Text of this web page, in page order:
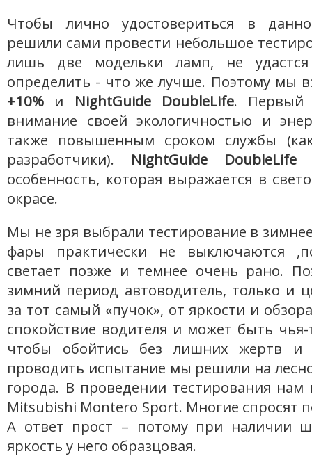
Чтобы лично удостовериться в
решили сами провести небольшое
лишь две модельки ламп, не
определить - что же лучше. Поэтому мы
+10% и NightGuide DoubleLife. Первый
внимание своей экологичностью и
также повышенным сроком службы
разработчики). NightGuide DoubleLife
особенность, которая выражается в
окрасе.
Мы не зря выбрали тестирование в
фары практически не выключаются
светает позже и темнее очень рано.
зимний период автоводитель, только и
за тот самый «пучок», от яркости и
спокойствие водителя и может быть
чтобы обойтись без лишних жертв и
проводить испытание мы решили на
города. В проведении тестирования нам
Mitsubishi Montero Sport. Многие спросят
А ответ прост – потому при наличии
яркость у него образцовая.